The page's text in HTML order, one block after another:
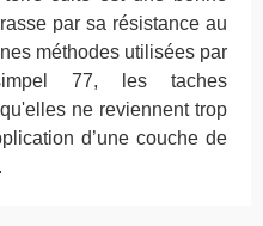
par sa résistance au
méthodes utilisées par
77, les taches
ne reviennent trop
d’une couche de